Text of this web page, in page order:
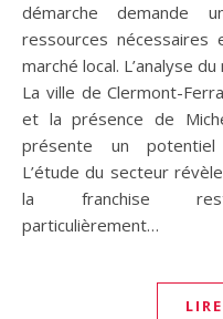
démarche demande
ressources nécessaires
marché local. L’analyse
La ville de Clermont-
et la présence de
présente un potentiel
L’étude du secteur
la franchise
particulièrement…